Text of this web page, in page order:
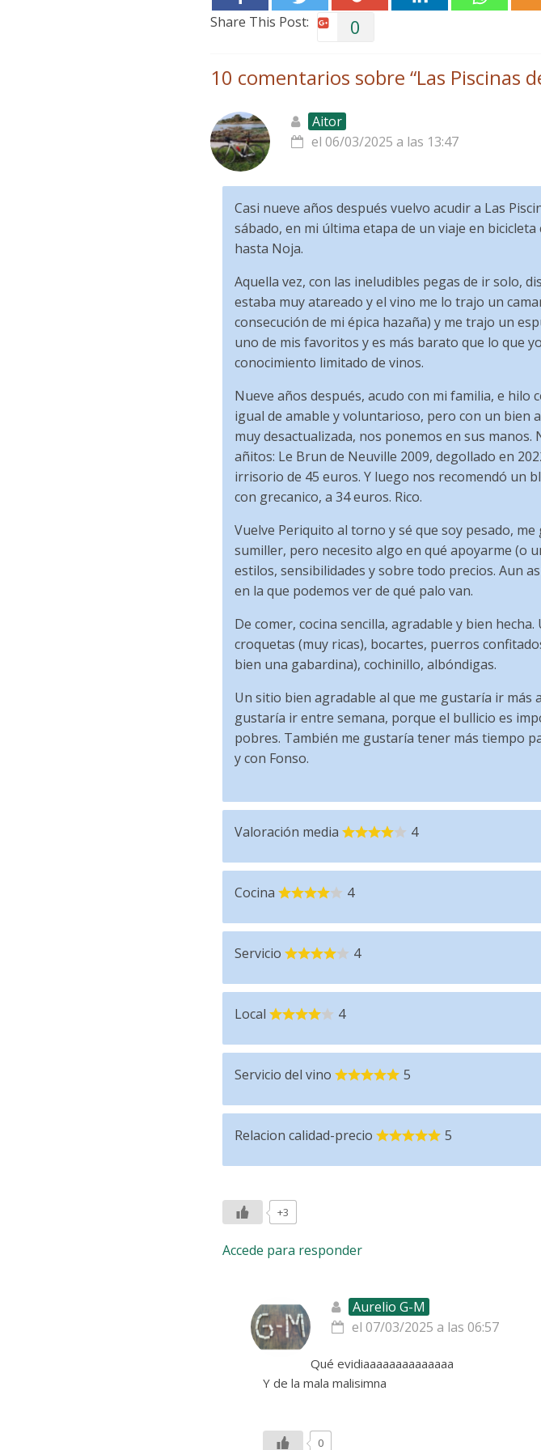
Share This Post: 0
10 comentarios sobre “Las Piscinas
Aitor
el 06/03/2025 a las 13:47
Casi nueve años después vuelvo acudir a Las
sábado, en mi última etapa de un viaje en
hasta Noja.
Aquella vez, con las ineludibles pegas de ir solo,
estaba muy atareado y el vino me lo trajo un
consecución de mi épica hazaña) y me trajo un
uno de mis favoritos y es más barato que lo que
conocimiento limitado de vinos.
Nueve años después, acudo con mi familia, e
igual de amable y voluntarioso, pero con un bien
muy desactualizada, nos ponemos en sus
añitos: Le Brun de Neuville 2009, degollado en
irrisorio de 45 euros. Y luego nos recomendó un
con grecanico, a 34 euros. Rico.
Vuelve Periquito al torno y sé que soy pesado,
sumiller, pero necesito algo en qué apoyarme (o
estilos, sensibilidades y sobre todo precios. Aun
en la que podemos ver de qué palo van.
De comer, cocina sencilla, agradable y bien
croquetas (muy ricas), bocartes, puerros
bien una gabardina), cochinillo, albóndigas.
Un sitio bien agradable al que me gustaría ir más
gustaría ir entre semana, porque el bullicio es
pobres. También me gustaría tener más tiempo
y con Fonso.
Valoración media 4
Cocina 4
Servicio 4
Local 4
Servicio del vino 5
Relacion calidad-precio 5
+3
Accede para responder
Aurelio G-M
el 07/03/2025 a las 06:57
Qué evidiaaaaaaaaaaaaaa
Y de la mala malisimna
0